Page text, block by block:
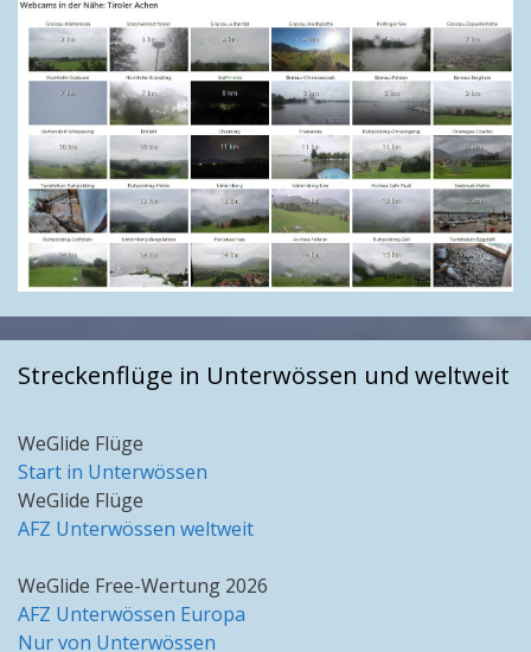
Streckenflüge in Unterwössen und weltweit
WeGlide Flüge
Start in Unterwössen
WeGlide Flüge
AFZ Unterwössen weltweit
WeGlide Free-Wertung 2026
AFZ Unterwössen Europa
Nur von Unterwössen